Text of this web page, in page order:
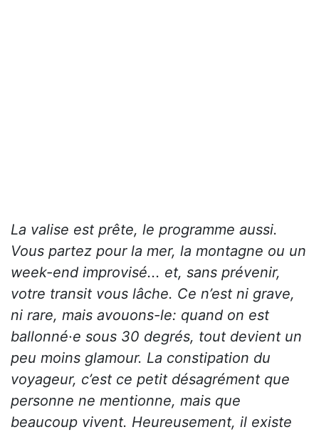
La valise est prête, le programme aussi.
Vous partez pour la mer, la montagne ou un
week-end improvisé... et, sans prévenir,
votre transit vous lâche. Ce n’est ni grave,
ni rare, mais avouons-le: quand on est
ballonné·e sous 30 degrés, tout devient un
peu moins glamour. La constipation du
voyageur, c’est ce petit désagrément que
personne ne mentionne, mais que
beaucoup vivent. Heureusement, il existe